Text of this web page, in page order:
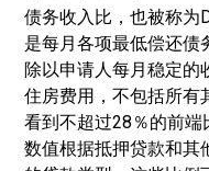
债务收入比，也被称为
是每月各项最低偿还债
除以申请人每月稳定的
住房费用，不包括所有
看到不超过28％的前
数值根据抵押贷款和其